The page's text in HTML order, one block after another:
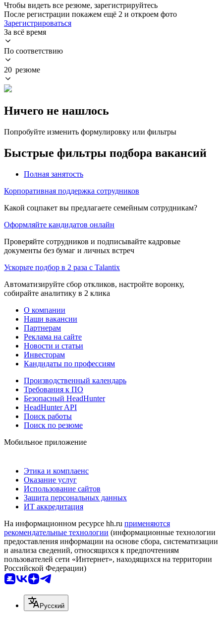
Чтобы видеть все резюме, зарегистрируйтесь
После регистрации покажем ещё 2 и откроем фото
Зарегистрироваться
За всё время
По соответствию
20 резюме
Ничего не нашлось
Попробуйте изменить формулировку или фильтры
Быстрые фильтры подбора вакансий
Полная занятость
Корпоративная поддержка сотрудников
Какой соцпакет вы предлагаете семейным сотрудникам?
Оформляйте кандидатов онлайн
Проверяйте сотрудников и подписывайте кадровые
документы без бумаг и личных встреч
Ускорьте подбор в 2 раза с Talantix
Автоматизируйте сбор откликов, настройте воронку,
собирайте аналитику в 2 клика
О компании
Наши вакансии
Партнерам
Реклама на сайте
Новости и статьи
Инвесторам
Кандидаты по профессиям
Производственный календарь
Требования к ПО
Безопасный HeadHunter
HeadHunter API
Поиск работы
Поиск по резюме
Мобильное приложение
Этика и комплаенс
Оказание услуг
Использование сайтов
Защита персональных данных
ИТ аккредитация
На информационном ресурсе hh.ru применяются
рекомендательные технологии (информационные технологии
предоставления информации на основе сбора, систематизации
и анализа сведений, относящихся к предпочтениям
пользователей сети «Интернет», находящихся на территории
Российской Федерации)
Русский